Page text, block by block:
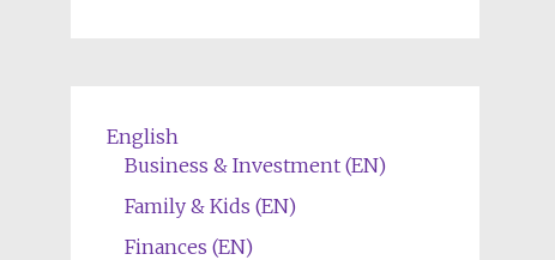
English
Business & Investment (EN)
Family & Kids (EN)
Finances (EN)